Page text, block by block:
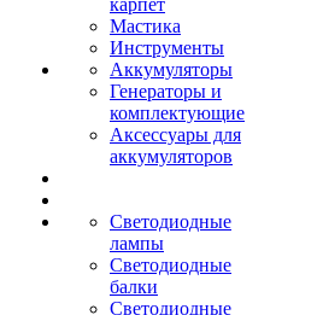
карпет
Мастика
Инструменты
Аккумуляторы
Генераторы и
комплектующие
Аксессуары для
аккумуляторов
Светодиодные
лампы
Светодиодные
балки
Светодиодные